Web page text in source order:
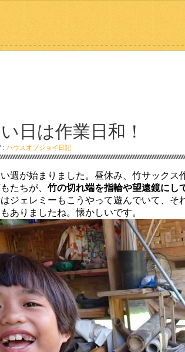
日は作業日和！
:ハウスオブジョイ日記
週が始まりました。昼休み、竹サックス
たちが、竹の切れ端を指輪や望遠鏡にし
ジェレミーもこうやって遊んでいて、そ
ありましたね。懐かしいです。